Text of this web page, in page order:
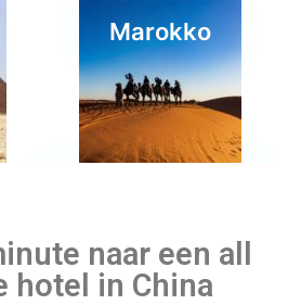
Marokko
naar een all
hotel in China